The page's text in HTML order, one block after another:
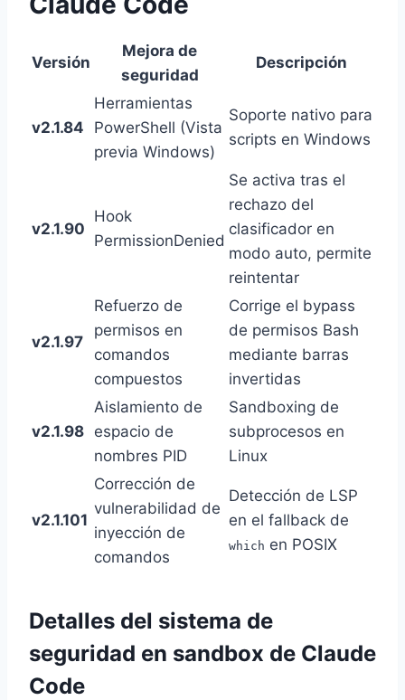
Versión
Mejora de
seguridad
Descripción
v2.1.84
Herramientas
PowerShell (Vista
previa Windows)
Soporte nativo para
scripts en Windows
v2.1.90
Hook
PermissionDenied
Se activa tras el
rechazo del
clasificador en
modo auto, permite
reintentar
v2.1.97
Refuerzo de
permisos en
comandos
compuestos
Corrige el bypass
de permisos Bash
mediante barras
invertidas
v2.1.98
Aislamiento de
espacio de
nombres PID
Sandboxing de
subprocesos en
Linux
v2.1.101
Corrección de
vulnerabilidad de
inyección de
comandos
Detección de LSP
en el fallback de
which en POSIX
Detalles del sistema de
seguridad en sandbox de Claude
Code